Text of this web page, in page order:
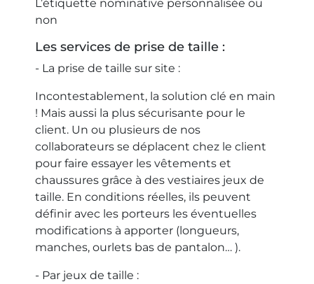
L’étiquette nominative personnalisée ou
non
Les services de prise de taille :
- La prise de taille sur site :
Incontestablement, la solution clé en main
! Mais aussi la plus sécurisante pour le
client. Un ou plusieurs de nos
collaborateurs se déplacent chez le client
pour faire essayer les vêtements et
chaussures grâce à des vestiaires jeux de
taille. En conditions réelles, ils peuvent
définir avec les porteurs les éventuelles
modifications à apporter (longueurs,
manches, ourlets bas de pantalon… ).
- Par jeux de taille :